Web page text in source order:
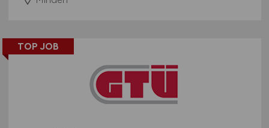
TOP JOB